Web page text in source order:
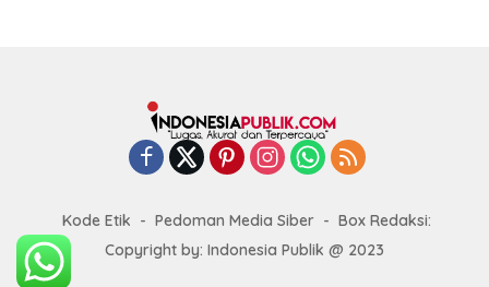
Kode Etik Pedoman Media Siber
Box Redaksi:
Copyright by: Indonesia Publik @ 2023